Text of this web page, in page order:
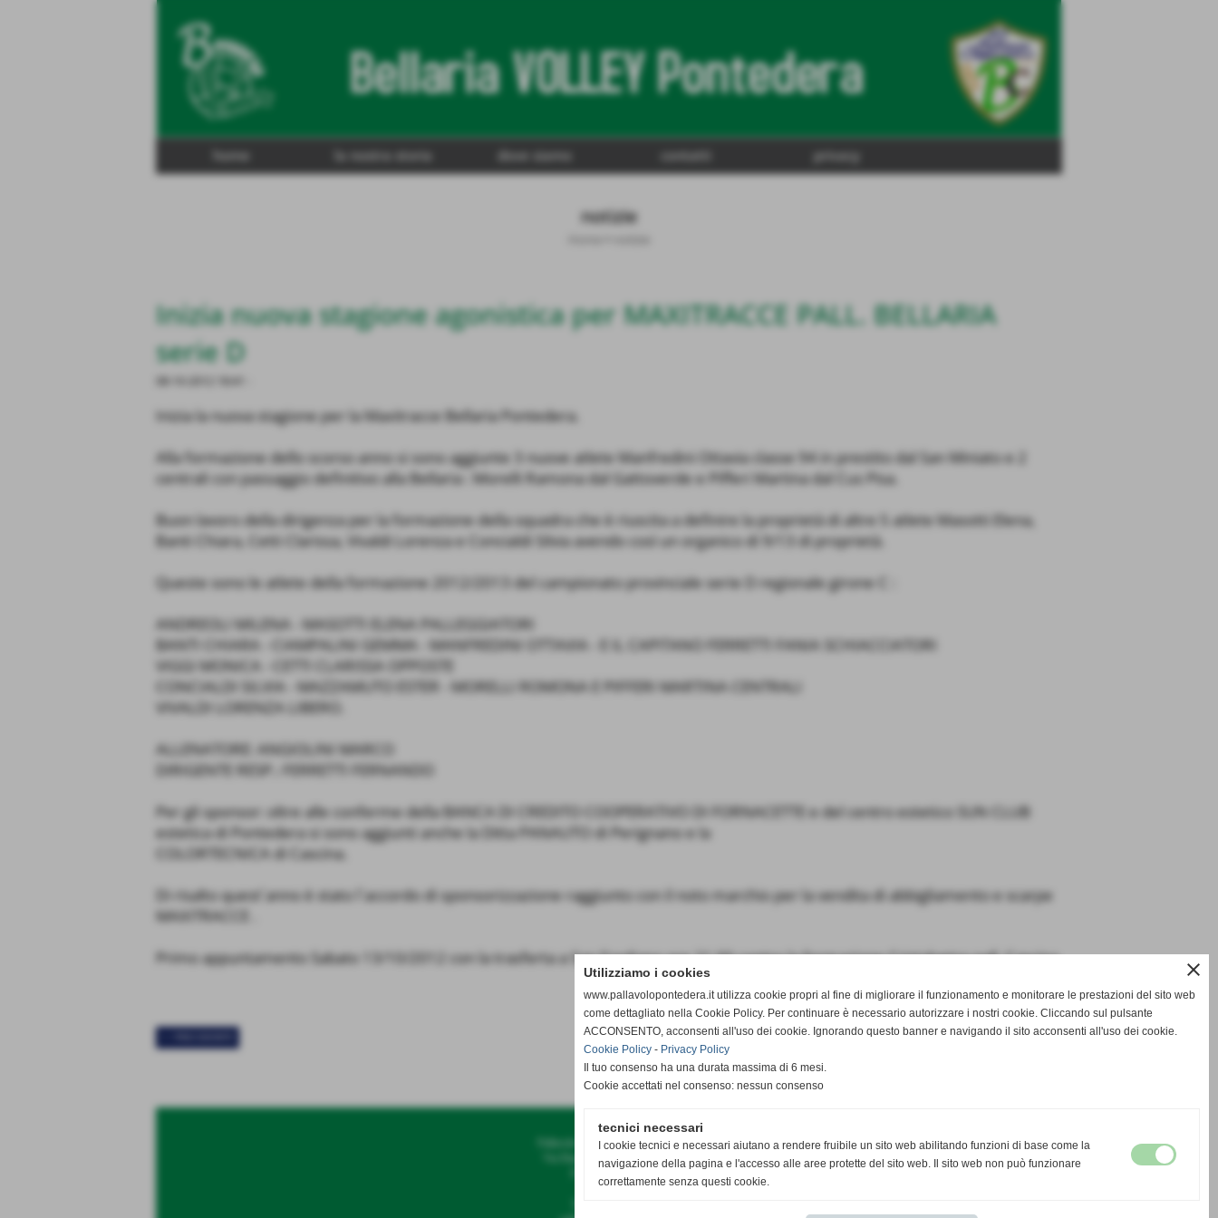
home la nostra storia dove siamo contatti privacy
notizie
Inizia nuova stagione agonistica per MAXITRACCE PALL. BELLARIA
serie D
08-10-2012 18:41
Inizia la nuova stagione per la Maxitracce Bellaria Pontedera.
Alla formazione dello scorso anno si sono aggiunte 3 nuove atlete Manfredini Ottavia classe 94 in prestito dal San Miniato e 2
centrali con passaggio definitivo alla Bellaria : Morelli Ramona dal Gattoverde e Pifferi Martina dal Cus Pisa.
Buon lavoro della dirigenza per la formazione della squadra che è riuscita a definire la proprietà di altre 5 atlete Masotti Elena,
Banti Chiara, Cetti Clarissa, Vivaldi Lorenza e Concialdi Silvia avendo così un organico di 9/13 di proprietà.
Queste sono le atlete della formazione 2012/2013 del campionato provinciale serie D regionale girone C :
ANDREOLI MILENA - MASOTTI ELENA PALLEGGIATORI
BANTI CHIARA - CIAMPALINI GEMMA - MANFREDINI OTTAVIA - E IL CAPITANO FERRETTI FANIA SCHIACCIATORI
VIGGI MONICA - CETTI CLARISSA OPPOSTE
CONCIALDI SILVIA - MAZZAMUTO ESTER - MORELLI ROMONA E PIFFERI MARTINA CENTRALI
VIVALDI LORENZA LIBERO.
ALLENATORE: ANGIOLINI MARCO
DIRIGENTE RESP.: FERRETTI FERNANDO
Per gli sponsor: oltre alle conferme della BANCA DI CREDITO COOPERATIVO DI FORNACETTE e del centro estetico SUN CLUB
estetica di Pontedera si sono aggiunti anche la Ditta PANAUTO di Perignano e la
COLORTECNICA di Cascina.
Di risalto quest´anno è stato l´accordo di sponsorizzazione raggiunto con il noto marchio per la vendita di abbigliamento e scarpe
MAXITRACCE .
Primo appuntamento Sabato 13/10/2012 con la trasferta a San Frediano ore 21,00 contro la formazione Cristalvetro pall. Cascina.
SUCCESSIVO >>
Pallavolo G.S. Bellaria Pontedera
Via Diaz, 35 - Pontedera (Pisa)
close
Utilizziamo i cookies
www.pallavolopontedera.it utilizza cookie propri al fine di migliorare il funzionamento e monitorare le prestazioni del sito web
come dettagliato nella Cookie Policy. Per continuare è necessario autorizzare i nostri cookie. Cliccando sul pulsante
ACCONSENTO, acconsenti all'uso dei cookie. Ignorando questo banner e navigando il sito acconsenti all'uso dei cookie.
Cookie Policy - Privacy Policy
Il tuo consenso ha una durata massima di 6 mesi.
Cookie accettati nel consenso: nessun consenso
tecnici necessari
I cookie tecnici e necessari aiutano a rendere fruibile un sito web abilitando funzioni di base come la
navigazione della pagina e l'accesso alle aree protette del sito web. Il sito web non può funzionare
correttamente senza questi cookie.